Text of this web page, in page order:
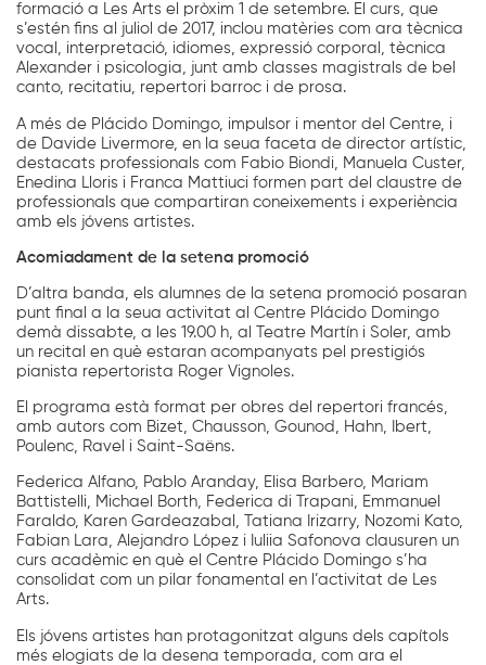
formació a Les Arts el pròxim 1 de setembre. El curs, que
s’estén fins al juliol de 2017, inclou matèries com ara tècnica
vocal, interpretació, idiomes, expressió corporal, tècnica
Alexander i psicologia, junt amb classes magistrals de bel
canto, recitatiu, repertori barroc i de prosa.
A més de Plácido Domingo, impulsor i mentor del Centre, i
de Davide Livermore, en la seua faceta de director artístic,
destacats professionals com Fabio Biondi, Manuela Custer,
Enedina Lloris i Franca Mattiuci formen part del claustre de
professionals que compartiran coneixements i experiència
amb els jóvens artistes.
Acomiadament de la setena promoció
D’altra banda, els alumnes de la setena promoció posaran
punt final a la seua activitat al Centre Plácido Domingo
demà dissabte, a les 19.00 h, al Teatre Martín i Soler, amb
un recital en què estaran acompanyats pel prestigiós
pianista repertorista Roger Vignoles.
El programa està format per obres del repertori francés,
amb autors com Bizet, Chausson, Gounod, Hahn, Ibert,
Poulenc, Ravel i Saint-Saëns.
Federica Alfano, Pablo Aranday, Elisa Barbero, Mariam
Battistelli, Michael Borth, Federica di Trapani, Emmanuel
Faraldo, Karen Gardeazabal, Tatiana Irizarry, Nozomi Kato,
Fabian Lara, Alejandro López i Iuliia Safonova clausuren un
curs acadèmic en què el Centre Plácido Domingo s’ha
consolidat com un pilar fonamental en l’activitat de Les
Arts.
Els jóvens artistes han protagonitzat alguns dels capítols
més elogiats de la desena temporada, com ara el